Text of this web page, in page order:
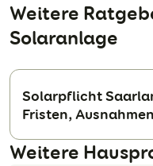
Weitere
Solaranlage
Solarpflicht
Fristen, Ausnahmen
Weitere